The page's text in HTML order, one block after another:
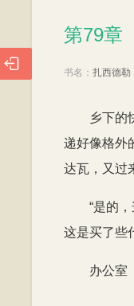
第79章
书名： 扎西德勒
乡下的
递好像格外
达瓦，又过
“是的
这是买了些
办公室
